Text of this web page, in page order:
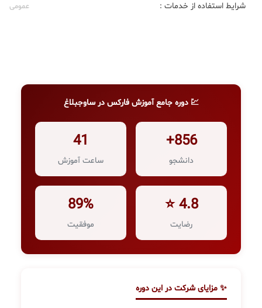
شرایط استفاده از خدمات : عمومی
💹 دوره جامع آموزش فارکس در ساوجبلاغ
856+
دانشجو
41
ساعت آموزش
4.8 ⭐
رضایت
89%
موفقیت
✨ مزایای شرکت در این دوره